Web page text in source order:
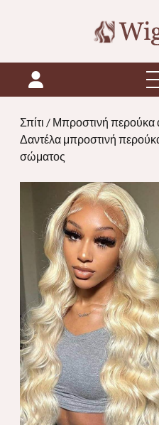
Σπίτι / Μπροστινή περούκα
Δαντέλα μπροστινή
σώματος